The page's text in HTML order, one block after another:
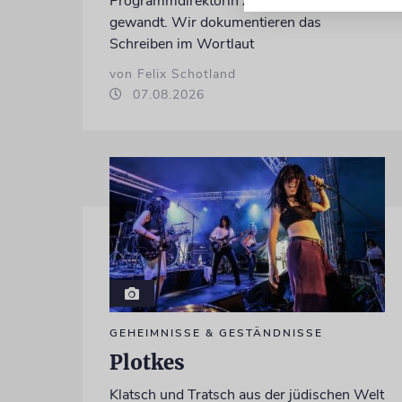
gewandt. Wir dokumentieren das
Schreiben im Wortlaut
von Felix Schotland
07.08.2026
GEHEIMNISSE & GESTÄNDNISSE
Plotkes
Klatsch und Tratsch aus der jüdischen Welt